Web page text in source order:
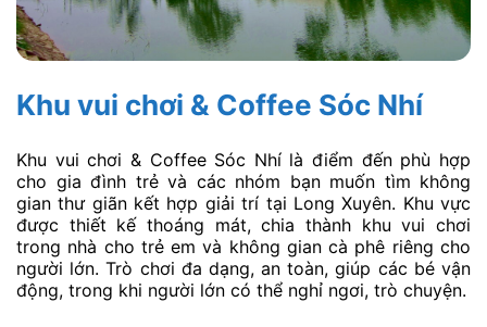
Khu vui chơi & Coffee Sóc Nhí
Khu vui chơi & Coffee Sóc Nhí là điểm đến phù hợp
cho gia đình trẻ và các nhóm bạn muốn tìm không
gian thư giãn kết hợp giải trí tại Long Xuyên. Khu vực
được thiết kế thoáng mát, chia thành khu vui chơi
trong nhà cho trẻ em và không gian cà phê riêng cho
người lớn. Trò chơi đa dạng, an toàn, giúp các bé vận
động, trong khi người lớn có thể nghỉ ngơi, trò chuyện.